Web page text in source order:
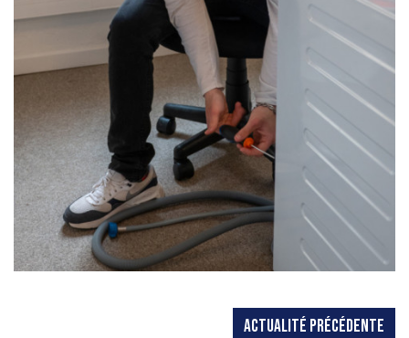
ACTUALITÉ PRÉCÉDENTE